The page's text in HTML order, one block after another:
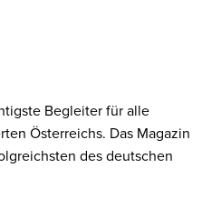
Begleiter für alle
Österreichs. Das Magazin
des deutschen